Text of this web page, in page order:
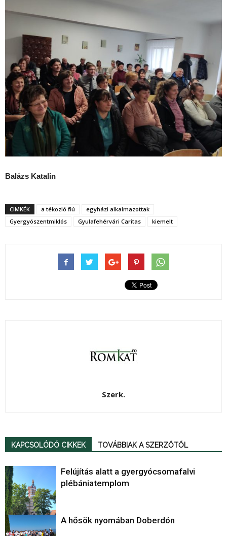
Balázs Katalin
CIMKÉK a tékozló fiú
egyházi alkalmazottak
Gyergyószentmiklós
Gyulafehérvári Caritas kiemelt
Szerk.
KAPCSOLÓDÓ CIKKEK TOVÁBBIAK A SZERZŐTŐL
Felújítás alatt a gyergyócsomafalvi
plébániatemplom
A hősök nyomában Doberdón